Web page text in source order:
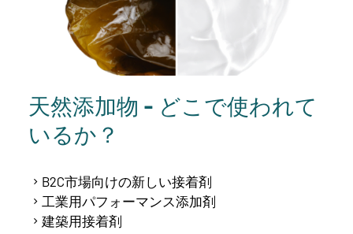
天然添加物 - どこで使われて
いるか？
B2C市場向けの新しい接着剤
工業用パフォーマンス添加剤
建築用接着剤